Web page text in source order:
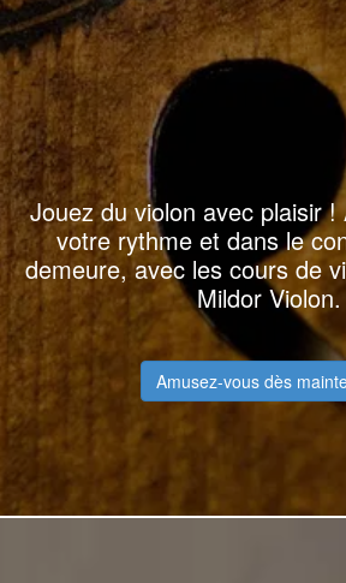
Jouez du violon avec plaisir
votre rythme et dans le
demeure, avec les cours de
Mildor Violon.
Amusez-vous dès